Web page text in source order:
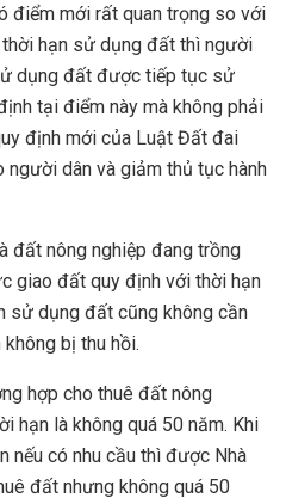
điểm mới rất quan trọng so với
hạn sử dụng đất thì người
dụng đất được tiếp tục sử
tại điểm này mà không phải
định mới của Luật Đất đai
dân và giảm thủ tục hành
đất nông nghiệp đang trồng
giao đất quy định với thời hạn
sử dụng đất cũng không cần
bị thu hồi.
hợp cho thuê đất nông
hạn là không quá 50 năm. Khi
nếu có nhu cầu thì được Nhà
đất nhưng không quá 50